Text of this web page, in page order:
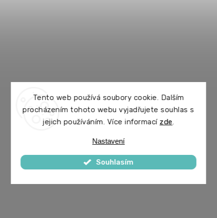
Tento web používá soubory cookie. Dalším
procházením tohoto webu vyjadřujete souhlas s
jejich používáním. Více informací zde
Nastavení
Souhlasím